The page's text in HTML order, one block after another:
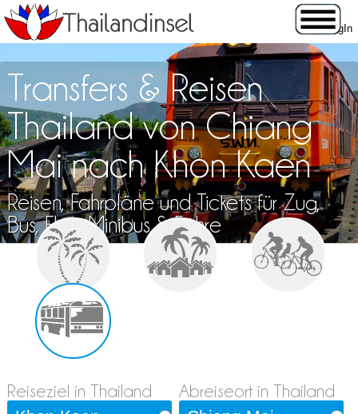
Transfers & Reisen
Thailand von Chiang
Mai nach Khon Kaen
Reisen, Fahrpläne und Tickets für Zug,
Bus, Flug, Minibus & Fähre
Reiseziel in Thailand Abreiseort in Thailand